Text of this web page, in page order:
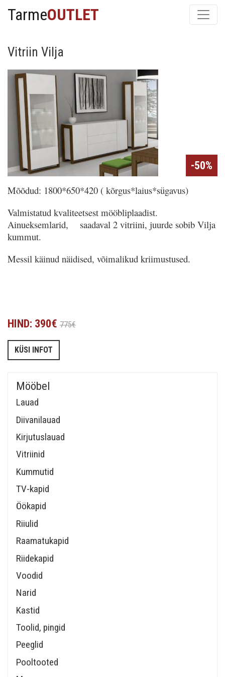
TarmeOUTLET
Mööbel
Lauad
Diivanilauad
Kirjutuslauad
Vitriinid
Kummutid
TV-kapid
Öökapid
Riiulid
Raamatukapid
Riidekapid
Voodid
Narid
Kastid
Toolid, pingid
Peeglid
Pooltooted
Vitriin Vilja
-50%
Mõõdud: 1800*650*420 ( kõrgus*laius*sügavus)
Valmistatud kvaliteetsest mööbliplaadist.
Ainueksemlarid, saadaval 2 vitriini, juurde sobib Vilja
kummut.
Messil käinud näidised, võimalikud kriimustused.
HIND: 390€ 775€
KÜSI INFOT